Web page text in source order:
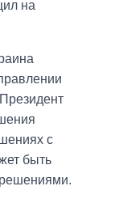
на
с
быть